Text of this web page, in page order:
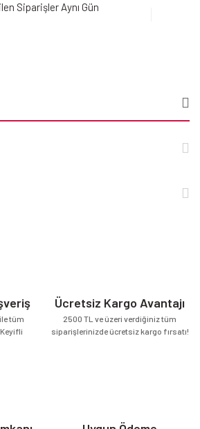
Siparişler Aynı Gün
tüm
Ücretsiz Kargo Avantajı
2500 TL ve üzeri verdiğiniz tüm
siparişlerinizde ücretsiz kargo fırsatı!